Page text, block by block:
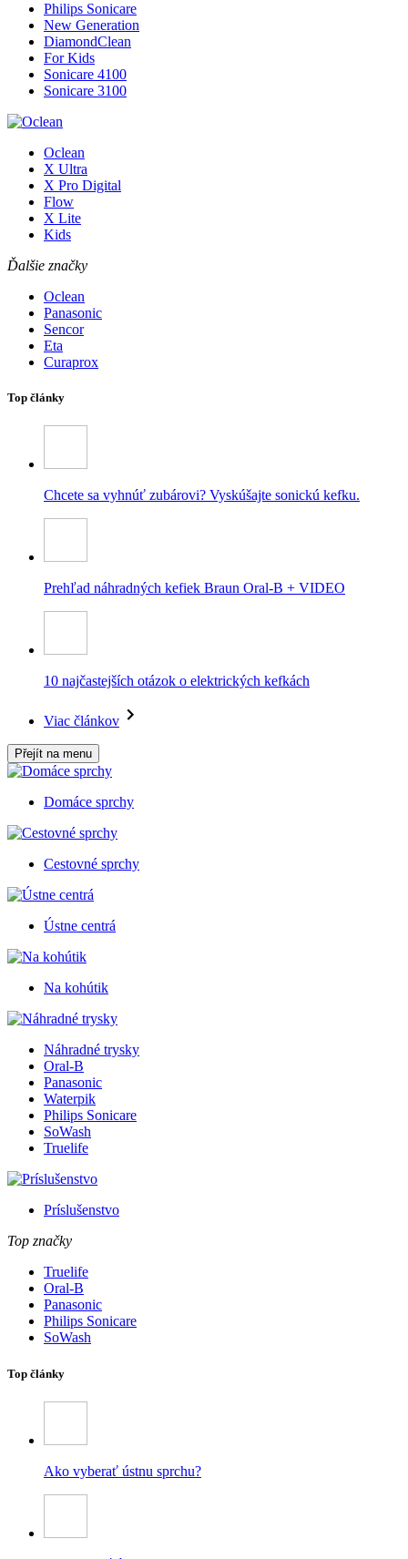
Philips Sonicare
New Generation
DiamondClean
For Kids
Sonicare 4100
Sonicare 3100
Oclean
X Ultra
X Pro Digital
Flow
X Lite
Kids
Ďalšie značky
Oclean
Panasonic
Sencor
Eta
Curaprox
Top články
Chcete sa vyhnúť zubárovi? Vyskúšajte sonickú kefku.
Prehľad náhradných kefiek Braun Oral-B + VIDEO
10 najčastejších otázok o elektrických kefkách
Viac článkov
Přejít na menu
Domáce sprchy
Cestovné sprchy
Ústne centrá
Na kohútik
Náhradné trysky
Oral-B
Panasonic
Waterpik
Philips Sonicare
SoWash
Truelife
Príslušenstvo
Top značky
Truelife
Oral-B
Panasonic
Philips Sonicare
SoWash
Top články
Ako vyberať ústnu sprchu?